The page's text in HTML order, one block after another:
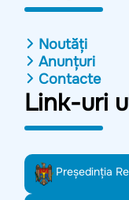
Noutăți
Anunțuri
Contacte
Link-uri
Preşedinţia